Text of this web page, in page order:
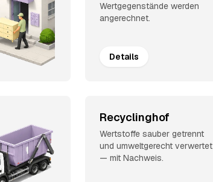
Wertgegenstände werden
angerechnet.
Details
Recyclinghof
Wertstoffe sauber getrennt
und umweltgerecht verwertet
— mit Nachweis.